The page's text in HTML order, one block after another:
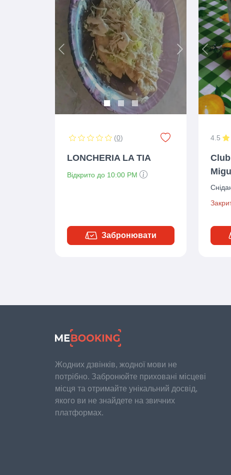
Previous Next
(0)
LONCHERIA LA TIA
Відкрито до 10:00 PM
Забронювати
4.5
Жодних дзвінків, жодної мови не
потрібно. Забронюйте приховані місцеві
місця та отримайте унікальний досвід,
якого ви не знайдете на звичних
платформах.